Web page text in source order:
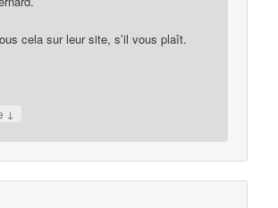
cela sur leur site, s’il vous plaît.
↓